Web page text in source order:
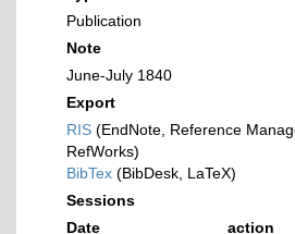
Publication
Note
June-July 1840
Export
RIS (EndNote, Reference
RefWorks)
BibTex (BibDesk, LaTeX)
Sessions
Date
action